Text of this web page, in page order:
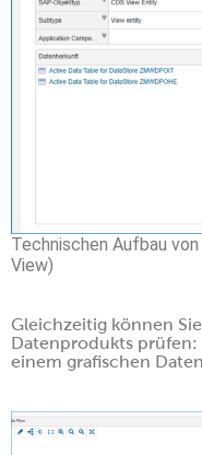
Technischen Aufbau
View)
Gleichzeitig können
Datenprodukts
einem grafischen